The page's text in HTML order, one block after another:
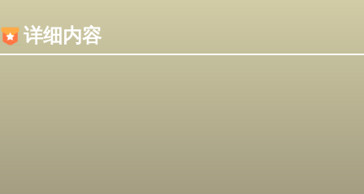
详细内容